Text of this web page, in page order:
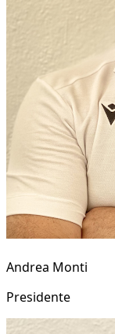
Andrea Monti
Presidente